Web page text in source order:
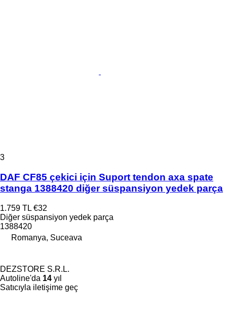
3
DAF CF85 çekici için Suport tendon axa spate
stanga 1388420 diğer süspansiyon yedek parça
1.759 TL €32
Diğer süspansiyon yedek parça
1388420
Romanya, Suceava
DEZSTORE S.R.L.
Autoline'da 14 yıl
Satıcıyla iletişime geç